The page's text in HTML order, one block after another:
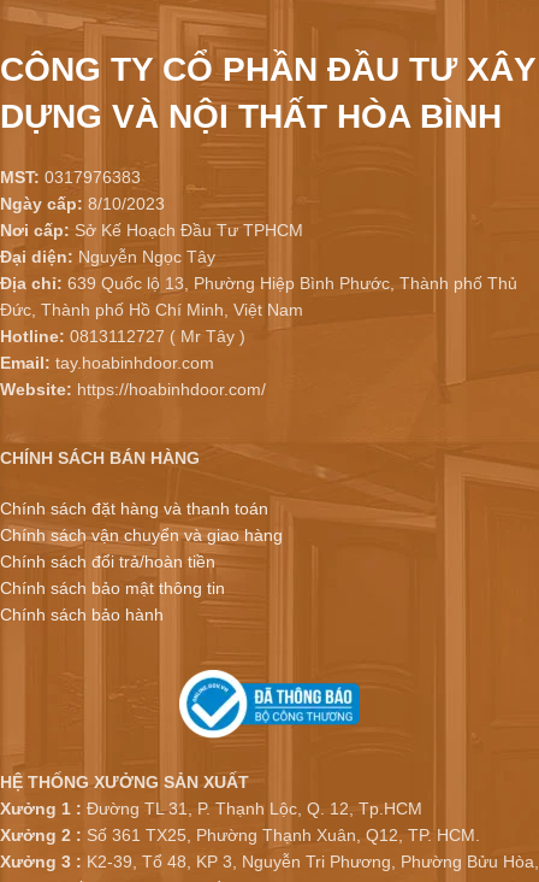
CÔNG TY CỔ PHẦN ĐẦU TƯ XÂY
DỰNG VÀ NỘI THẤT HÒA BÌNH
MST: 0317976383
Ngày cấp: 8/10/2023
Nơi cấp: Sở Kế Hoạch Đầu Tư TPHCM
Đại diện: Nguyễn Ngọc Tây
Địa chỉ: 639 Quốc lộ 13, Phường Hiệp Bình Phước, Thành phố Thủ
Đức, Thành phố Hồ Chí Minh, Việt Nam
Hotline: 0813112727 ( Mr Tây )
Email: tay.hoabinhdoor.com
Website: https://hoabinhdoor.com/
CHÍNH SÁCH BÁN HÀNG
Chính sách đặt hàng và thanh toán
Chính sách vận chuyển và giao hàng
Chính sách đổi trả/hoàn tiền
Chính sách bảo mật thông tin
Chính sách bảo hành
HỆ THỐNG XƯỞNG SẢN XUẤT
Xưởng 1 : Đường TL 31, P. Thạnh Lộc, Q. 12, Tp.HCM
Xưởng 2 : Số 361 TX25, Phường Thạnh Xuân, Q12, TP. HCM.
Xưởng 3 : K2-39, Tổ 48, KP 3, Nguyễn Tri Phương, Phường Bửu Hòa,